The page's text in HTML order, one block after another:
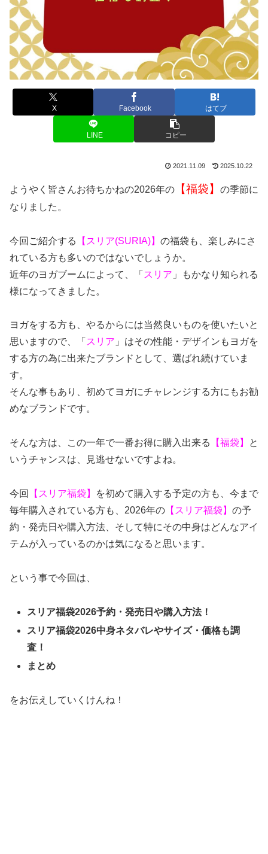
X Facebook はてブ
LINE コピー
2021.11.09 2025.10.22
ようやく皆さんお待ちかねの2026年の 【福袋】
の季節に
なりました。
今回ご紹介する 【スリア(SURIA)】 の福袋も、楽しみにさ
れている方も多いのではないでしょうか。
近年のヨガブームによって、「 スリア 」もかなり知られる
様になってきました。
ヨガをする方も、やるからには当然良いものを使いたいと
思いますので、「 スリア 」はその性能・デザインもヨガを
する方の為に出来たブランドとして、選ばれ続けていま
す。
そんな事もあり、初めてヨガにチャレンジする方にもお勧
めなブランドです。
そんな方は、この一年で一番お得に購入出来る 【福袋】
と
いうチャンスは、見逃せないですよね。
今回 【スリア福袋】
を初めて購入する予定の方も、今まで
毎年購入されている方も、2026年の 【スリア福袋】 の予
約・発売日や購入方法、そして特にその中身はどんなアイ
テムが入っているのかは気になると思います。
という事で今回は、
スリア福袋2026予約・発売日や購入方法！
スリア福袋2026中身ネタバレやサイズ・価格も調
査！
まとめ
をお伝えしていくけんね！